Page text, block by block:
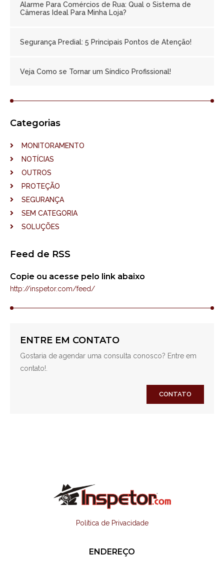
Alarme Para Comércios de Rua: Qual o Sistema de
Câmeras Ideal Para Minha Loja?
Segurança Predial: 5 Principais Pontos de Atenção!
Veja Como se Tornar um Síndico Profissional!
Categorias
MONITORAMENTO
NOTÍCIAS
OUTROS
PROTEÇÃO
SEGURANÇA
SEM CATEGORIA
SOLUÇÕES
Feed de RSS
Copie ou acesse pelo link abaixo
http://inspetor.com/feed/
ENTRE EM CONTATO
Gostaria de agendar uma consulta conosco? Entre em
contato!.
CONTATO
Política de Privacidade
ENDEREÇO